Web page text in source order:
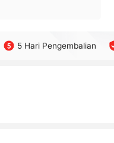
5 Hari Pengembalian